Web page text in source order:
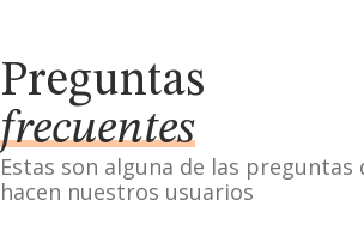
Preguntas
frecuentes
Estas son alguna de las preguntas
hacen nuestros usuarios